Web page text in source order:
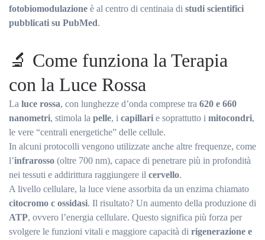
ANTI-
AGING
fotobiomodulazione è al centro di centinaia di studi scientifici
pubblicati su PubMed.
🔬 Come funziona la Terapia
con la Luce Rossa
La luce rossa, con lunghezze d’onda comprese tra 620 e 660
nanometri, stimola la pelle, i capillari e soprattutto i mitocondri,
le vere “centrali energetiche” delle cellule.
In alcuni protocolli vengono utilizzate anche altre frequenze, come
l’infrarosso (oltre 700 nm), capace di penetrare più in profondità
nei tessuti e addirittura raggiungere il cervello.
A livello cellulare, la luce viene assorbita da un enzima chiamato
citocromo c ossidasi. Il risultato? Un aumento della produzione di
ATP, ovvero l’energia cellulare. Questo significa più forza per
svolgere le funzioni vitali e maggiore capacità di rigenerazione e